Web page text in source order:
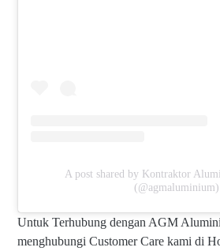
A post shared by Kontraktor
(@agmaluminium)
Untuk Terhubung dengan AGM
menghubungi Customer Care kami di